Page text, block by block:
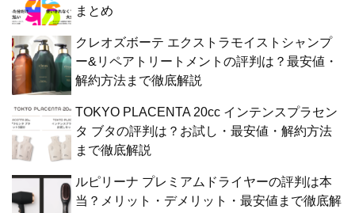
まとめ
クレオズボーテ エクストラモイストシャンプ
ー&リペアトリートメントの評判は？最安値・
解約方法まで徹底解説
TOKYO PLACENTA 20cc インテンスプラセン
タ ブタの評判は？お試し・最安値・解約方法
まで徹底解説
ルピリーナ プレミアムドライヤーの評判は本
当？メリット・デメリット・最安値まで徹底解